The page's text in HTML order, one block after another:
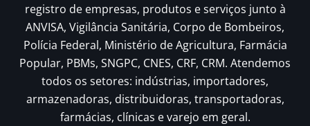
registro de empresas, produtos e serviços junto à
ANVISA, Vigilância Sanitária, Corpo de Bombeiros,
Polícia Federal, Ministério de Agricultura, Farmácia
Popular, PBMs, SNGPC, CNES, CRF, CRM. Atendemos
todos os setores: indústrias, importadores,
armazenadoras, distribuidoras, transportadoras,
farmácias, clínicas e varejo em geral.